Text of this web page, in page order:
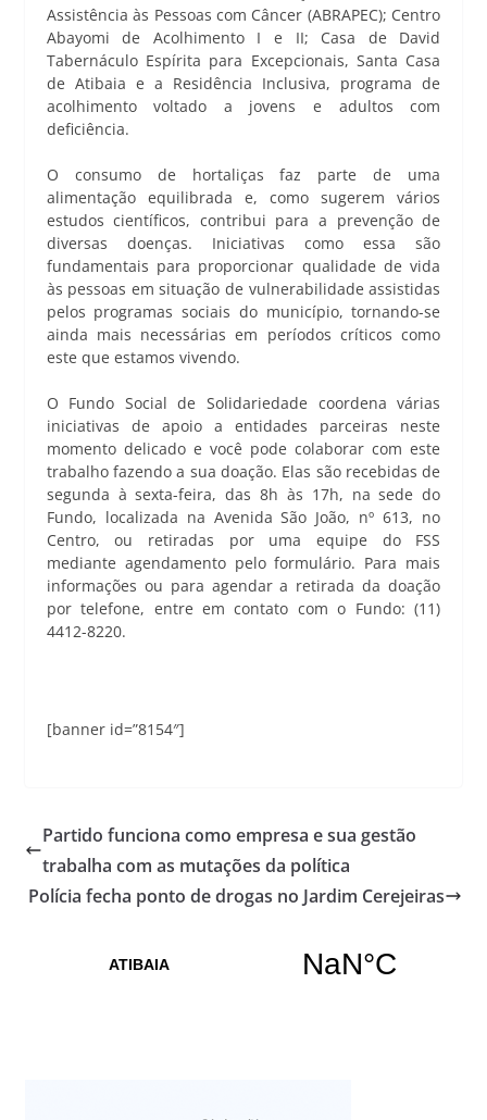
Assistência às Pessoas com Câncer (ABRAPEC); Centro
Abayomi de Acolhimento I e II; Casa de David
Tabernáculo Espírita para Excepcionais, Santa Casa
de Atibaia e a Residência Inclusiva, programa de
acolhimento voltado a jovens e adultos com
deficiência.
O consumo de hortaliças faz parte de uma
alimentação equilibrada e, como sugerem vários
estudos científicos, contribui para a prevenção de
diversas doenças. Iniciativas como essa são
fundamentais para proporcionar qualidade de vida
às pessoas em situação de vulnerabilidade assistidas
pelos programas sociais do município, tornando-se
ainda mais necessárias em períodos críticos como
este que estamos vivendo.
O Fundo Social de Solidariedade coordena várias
iniciativas de apoio a entidades parceiras neste
momento delicado e você pode colaborar com este
trabalho fazendo a sua doação. Elas são recebidas de
segunda à sexta-feira, das 8h às 17h, na sede do
Fundo, localizada na Avenida São João, nº 613, no
Centro, ou retiradas por uma equipe do FSS
mediante agendamento pelo formulário. Para mais
informações ou para agendar a retirada da doação
por telefone, entre em contato com o Fundo: (11)
4412-8220.
[banner id=”8154″]
Partido funciona como empresa e sua gestão
trabalha com as mutações da política
Polícia fecha ponto de drogas no Jardim Cerejeiras